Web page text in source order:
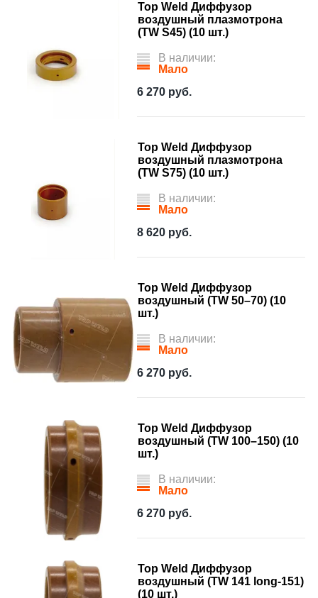
Top Weld Диффузор
воздушный плазмотрона
(TW S45) (10 шт.)
В наличии:
Мало
6 270 руб.
Top Weld Диффузор
воздушный плазмотрона
(TW S75) (10 шт.)
В наличии:
Мало
8 620 руб.
Top Weld Диффузор
воздушный (TW 50–70) (10
шт.)
В наличии:
Мало
6 270 руб.
Top Weld Диффузор
воздушный (TW 100–150) (10
шт.)
В наличии:
Мало
6 270 руб.
Top Weld Диффузор
воздушный (TW 141 long-151)
(10 шт.)